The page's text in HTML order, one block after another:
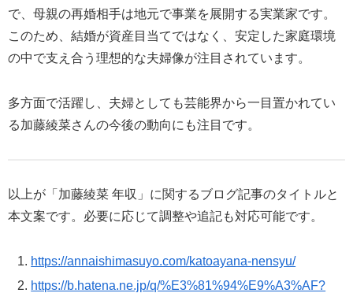
で、母親の再婚相手は地元で事業を展開する実業家です。
このため、結婚が資産目当てではなく、安定した家庭環境
の中で支え合う理想的な夫婦像が注目されています。
多方面で活躍し、夫婦としても芸能界から一目置かれてい
る加藤綾菜さんの今後の動向にも注目です。
以上が「加藤綾菜 年収」に関するブログ記事のタイトルと
本文案です。必要に応じて調整や追記も対応可能です。
https://annaishimasuyo.com/katoayana-nensyu/
https://b.hatena.ne.jp/q/%E3%81%94%E9%A3%AF?